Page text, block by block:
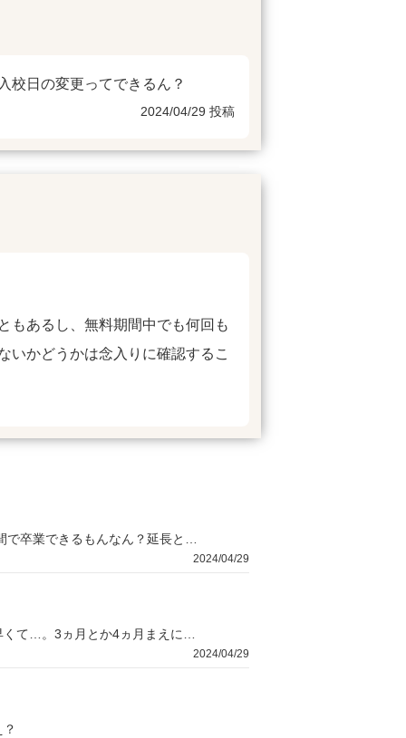
校日の変更ってできるん？
2024/04/29 投稿
もあるし、無料期間中でも何回も
いかどうかは念入りに確認するこ
2024/04/29
2024/04/29